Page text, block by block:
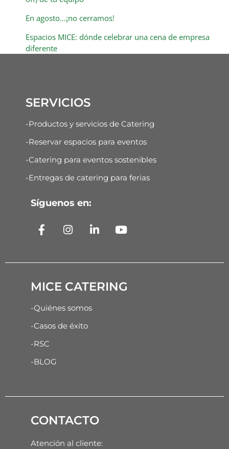
En agosto…¡no cerramos!
Espacios MICE: dónde celebrar una cena de empresa
diferente
SERVICIOS
-Productos y servicios de Catering
-Reservar espacios para eventos
-Catering para eventos sostenibles
-Entregas de catering para ferias
Síguenos en:
MICE CATERING
-Quiénes somos
-Casos de éxito
-RSC
-BLOG
CONTACTO
Atención al cliente: